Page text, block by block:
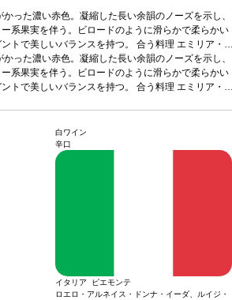
かった濃い赤色。凝縮した長い余韻のノーズを示し、
系果実を伴う。ビロードのように滑らかで柔らかい
トで美しいバランスを持つ。 合う料理 エミリア・
菜、赤と白身肉などと好相性葡萄品種サンジョヴ
ヴィニヨン 10%、メルロー 10%*本ヴィンテージが
格が同様の場合は自動的に次のヴィンテージに変更
かった濃い赤色。凝縮した長い余韻のノーズを示し、
系果実を伴う。ビロードのように滑らかで柔らかい
トで美しいバランスを持つ。 合う料理 エミリア・
格が同様の場合は自動的に次のヴィンテージに変更
白ワイン
辛口
イタリア ピエモンテ
ロエロ・アルネイス・ドンナ・イーダ、ルイジ・